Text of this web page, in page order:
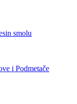
smolu
i Podmetače